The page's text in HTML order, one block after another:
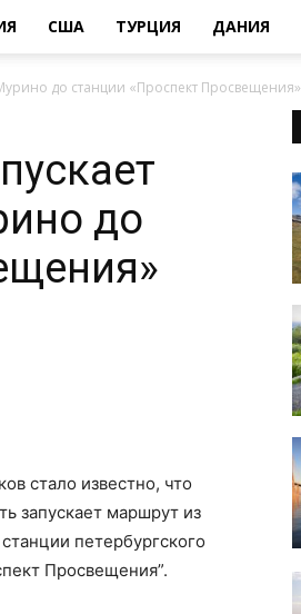
США ТУРЦИЯ ДАНИЯ
до станции «Проспект Просвещения»
до
стало известно, что
запускает маршрут из
петербургского
Просвещения”.